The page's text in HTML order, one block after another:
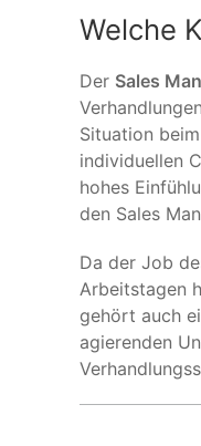
Welche
Der Sales
Situation
individuellen
hohes
den Sales
Da der Job
Arbeitstagen
gehört auch
agierenden